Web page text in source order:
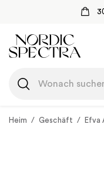
Inhalt
springen
Heim / Geschäft / Efva